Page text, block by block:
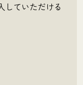
していただける